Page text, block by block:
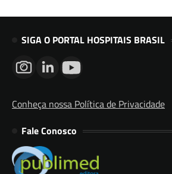
SIGA O PORTAL HOSPITAIS BRASIL
Conheça nossa Política de Privacidade
Fale Conosco